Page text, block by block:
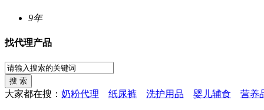
9年
找代理产品
大家都在搜： 奶粉代理 纸尿裤 洗护用品 婴儿辅食 营养